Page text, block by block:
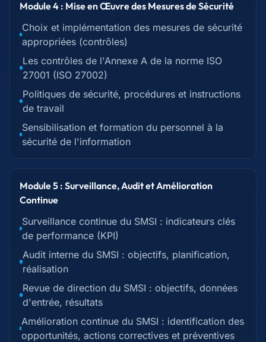
Module 4 : Mise en Œuvre des Mesures de Sécurité
Choix et implémentation des mesures de sécurité
appropriées (contrôles)
Les contrôles de l'Annexe A de la norme ISO
27001 (ISO 27002)
Politiques de sécurité, procédures et instructions
de travail
Sensibilisation et formation du personnel à la
sécurité de l'information
Module 5 : Surveillance, Audit et Amélioration
Continue
Surveillance continue du SMSI : indicateurs clés
de performance (KPI)
Audit interne du SMSI : objectifs, planification,
réalisation
Revue de direction du SMSI : objectifs, données
d'entrée, résultats
Amélioration continue du SMSI : identification des
opportunités, actions correctives et préventives